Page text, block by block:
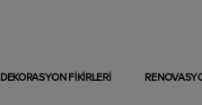
DEKORASYON FİKİRLERİ